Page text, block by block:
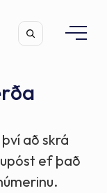
að skrá
ef það